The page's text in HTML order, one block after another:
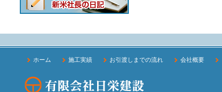
ホーム 施工実績 お引渡しまでの流れ 会社概要